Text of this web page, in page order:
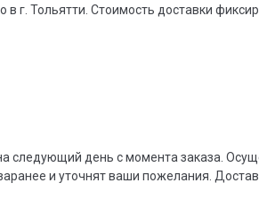
г. Тольятти. Стоимость доставки
следующий день с момента заказа.
и уточнят ваши пожелания.